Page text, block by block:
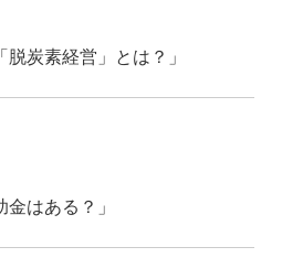
脱炭素経営」とは？」
金はある？」